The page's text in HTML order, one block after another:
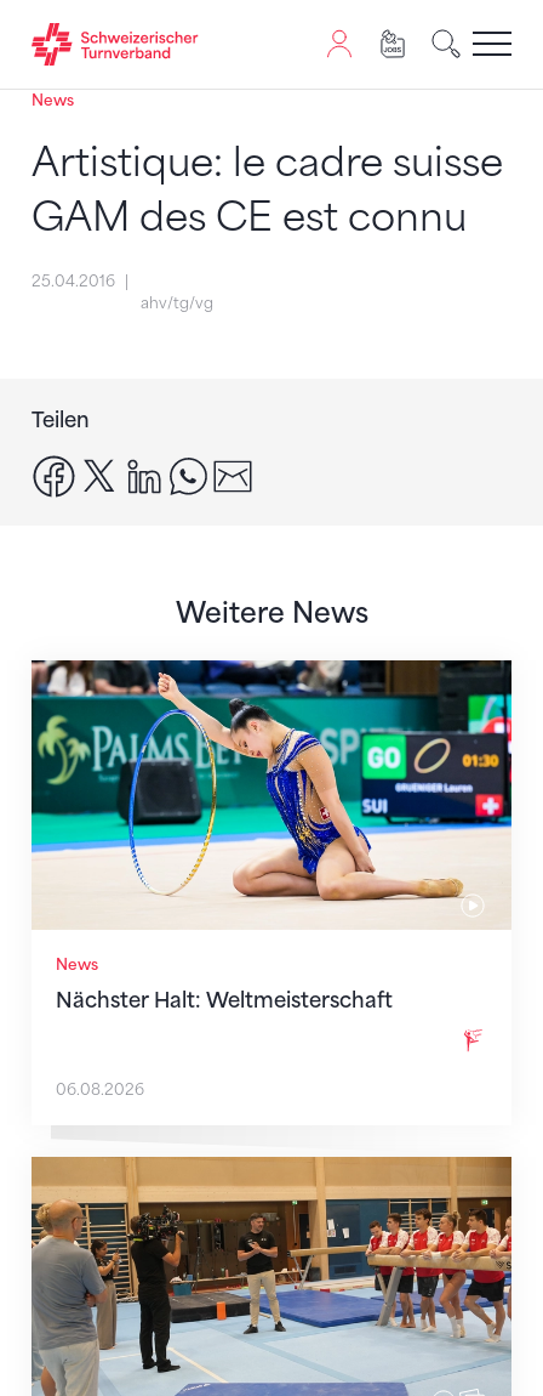
Zum Inhalt springen
Zur Sitemap navigieren
Zum Navigieren dieser Seite wird JavaScript benötigt.
News
Artistique: le cadre suisse
GAM des CE est connu
25.04.2016
ahv/tg/vg
Teilen
facebook
x linkedinwhatsapp
Weitere News
News
Nächster Halt: Weltmeisterschaft
Nächster Halt: Weltmeisterschaft
06.08.2026
Mit klaren Zielen nach Zagreb